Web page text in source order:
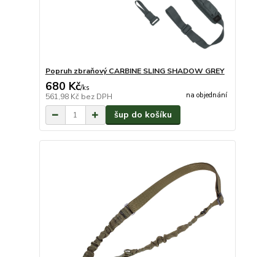
Popruh zbraňový CARBINE SLING SHADOW GREY
680 Kč/ks
561,98 Kč bez DPH na objednání
šup do košíku